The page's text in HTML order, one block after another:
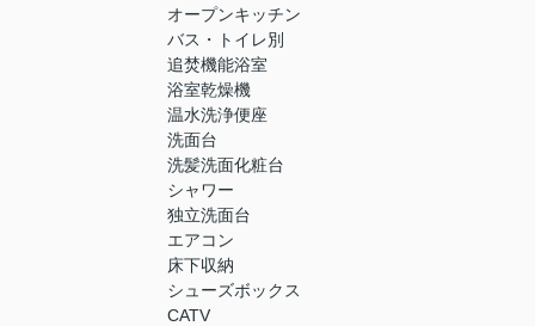
オープンキッチン
バス・トイレ別
追焚機能浴室
浴室乾燥機
温水洗浄便座
洗面台
洗髪洗面化粧台
シャワー
独立洗面台
エアコン
床下収納
シューズボックス
CATV